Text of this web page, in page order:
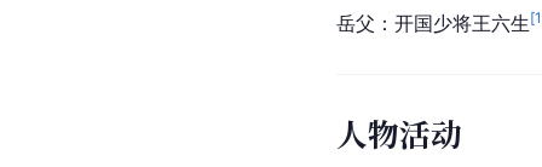
岳父：开国少将王六生[1
人物活动